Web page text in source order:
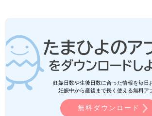
妊娠日数や生後日数に合った情報を毎日
妊娠中から産後まで長く使える無料ア
無料ダウンロード